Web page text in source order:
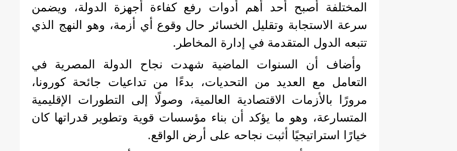
المختلفة أصبح أحد أهم أدوات رفع كفاءة أجهزة الدولة، ويضمن
سرعة الاستجابة وتقليل الخسائر حال وقوع أي أزمة، وهو النهج الذي
تتبعه الدول المتقدمة في إدارة المخاطر.
وأضاف أن السنوات الماضية شهدت نجاح الدولة المصرية في
التعامل مع العديد من التحديات، بدءًا من تداعيات جائحة كورونا،
مرورًا بالأزمات الاقتصادية العالمية، وصولًا إلى التطورات الإقليمية
المتسارعة، وهو ما يؤكد أن بناء مؤسسات قوية وتطوير قدراتها كان
خيارًا استراتيجيًا أثبت نجاحه على أرض الواقع.